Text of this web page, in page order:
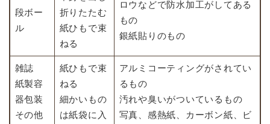
段ボー
ル
折りたたむ
紙ひもで束
ねる
ロウなどで防水加工がしてある
もの
銀紙貼りのもの
雑誌
紙製容
器包装
その他
紙ひもで束
ねる
細かいもの
は紙袋に入
アルミコーティングがされてい
るもの
汚れや臭いがついているもの
写真、感熱紙、カーボン紙、ビ